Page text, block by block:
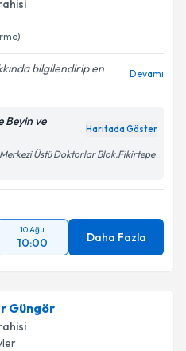
kişisel verilerimin belirtilen
kabul ediyorum.
Gönder
bilgilendirip en
Devamı
Beyin ve
Haritada Göster
Üstü Doktorlar Blok.Fikirtepe
10 Ağu
10:00 Daha Fazla
Güngör